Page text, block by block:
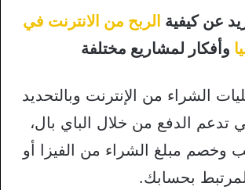
عن كيفية الربح من الانترنت في
وأفكار لمشاريع مختلفة
الشراء من الإنترنت وبالتحديد
تدعم الدفع من خلال الباي بال،
وخصم مبلغ الشراء من الفيزا أو
بحسابك.